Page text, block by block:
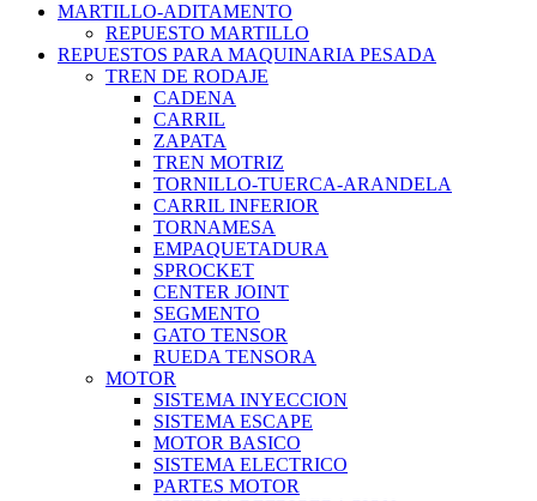
MARTILLO-ADITAMENTO
REPUESTO MARTILLO
REPUESTOS PARA MAQUINARIA PESADA
TREN DE RODAJE
CADENA
CARRIL
ZAPATA
TREN MOTRIZ
TORNILLO-TUERCA-ARANDELA
CARRIL INFERIOR
TORNAMESA
EMPAQUETADURA
SPROCKET
CENTER JOINT
SEGMENTO
GATO TENSOR
RUEDA TENSORA
MOTOR
SISTEMA INYECCION
SISTEMA ESCAPE
MOTOR BASICO
SISTEMA ELECTRICO
PARTES MOTOR